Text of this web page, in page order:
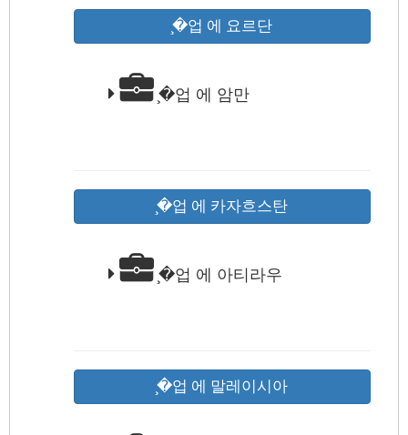
̧�업 에 요르단
̧�업 에 암만
̧�업 에 카자흐스탄
̧�업 에 아티라우
̧�업 에 말레이시아